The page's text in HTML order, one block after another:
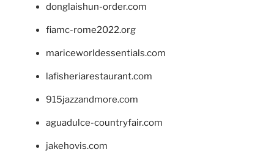
donglaishun-order.com
fiamc-rome2022.org
mariceworldessentials.com
lafisheriarestaurant.com
915jazzandmore.com
aguadulce-countryfair.com
jakehovis.com